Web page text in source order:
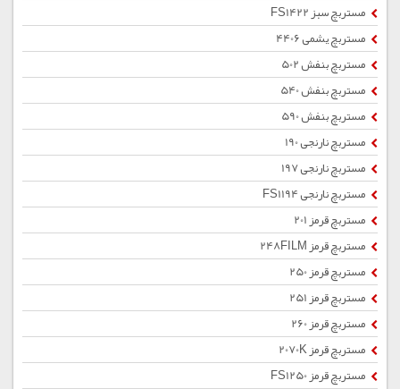
مستربچ سبز FS1422
مستربچ یشمی 4406
مستربچ بنفش 502
مستربچ بنفش 540
مستربچ بنفش 590
مستربچ نارنجی 190
مستربچ نارنجی 197
مستربچ نارنجی FS1194
مستربچ قرمز 201
مستربچ قرمز 248FILM
مستربچ قرمز 250
مستربچ قرمز 251
مستربچ قرمز 260
مستربچ قرمز 2070K
مستربچ قرمز FS1250